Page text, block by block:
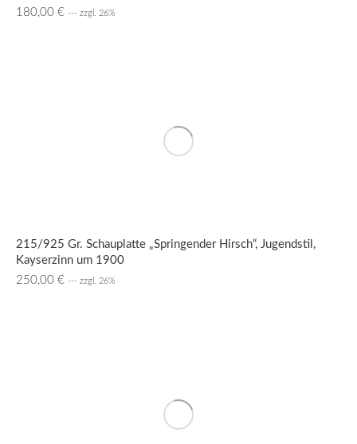
180,00 € --- zzgl. 26%
215/925 Gr. Schauplatte „Springender Hirsch“, Jugendstil,
Kayserzinn um 1900
250,00 € --- zzgl. 26%